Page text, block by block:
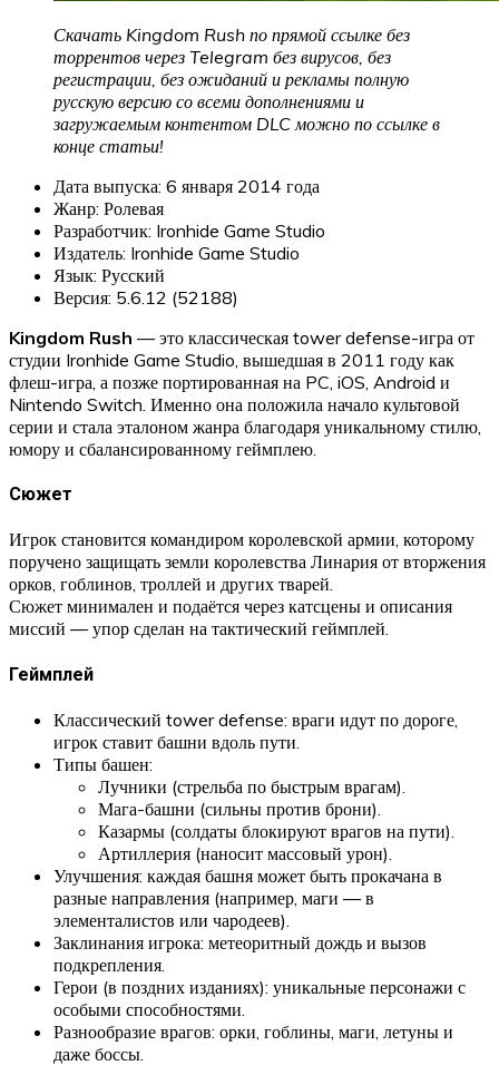
Скачать Kingdom Rush по прямой ссылке без
торрентов через Telegram без вирусов, без
регистрации, без ожиданий и рекламы полную
русскую версию со всеми дополнениями и
загружаемым контентом DLC можно по ссылке в
конце статьи!
Дата выпуска: 6 января 2014 года
Жанр: Ролевая
Разработчик: Ironhide Game Studio
Издатель: Ironhide Game Studio
Язык: Русский
Версия: 5.6.12 (52188)
Kingdom Rush — это классическая tower defense-игра от
студии Ironhide Game Studio, вышедшая в 2011 году как
флеш-игра, а позже портированная на PC, iOS, Android и
Nintendo Switch. Именно она положила начало культовой
серии и стала эталоном жанра благодаря уникальному стилю,
юмору и сбалансированному геймплею.
Сюжет
Игрок становится командиром королевской армии, которому
поручено защищать земли королевства Линария от вторжения
орков, гоблинов, троллей и других тварей.
Сюжет минимален и подаётся через катсцены и описания
миссий — упор сделан на тактический геймплей.
Геймплей
Классический tower defense: враги идут по дороге,
игрок ставит башни вдоль пути.
Типы башен:
Лучники (стрельба по быстрым врагам).
Мага-башни (сильны против брони).
Казармы (солдаты блокируют врагов на пути).
Артиллерия (наносит массовый урон).
Улучшения: каждая башня может быть прокачана в
разные направления (например, маги — в
элементалистов или чародеев).
Заклинания игрока: метеоритный дождь и вызов
подкрепления.
Герои (в поздних изданиях): уникальные персонажи с
особыми способностями.
Разнообразие врагов: орки, гоблины, маги, летуны и
даже боссы.